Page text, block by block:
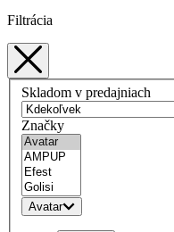
Filtrácia
Skladom v predajniach
Značky
Avatar